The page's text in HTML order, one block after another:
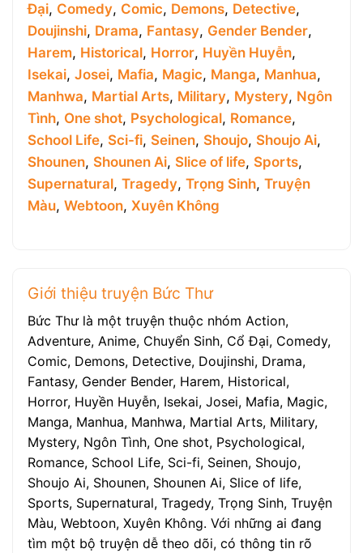
Đại, Comedy, Comic, Demons, Detective,
Doujinshi, Drama, Fantasy, Gender Bender,
Harem, Historical, Horror, Huyền Huyễn,
Isekai, Josei, Mafia, Magic, Manga, Manhua,
Manhwa, Martial Arts, Military, Mystery, Ngôn
Tình, One shot, Psychological, Romance,
School Life, Sci-fi, Seinen, Shoujo, Shoujo Ai,
Shounen, Shounen Ai, Slice of life, Sports,
Supernatural, Tragedy, Trọng Sinh, Truyện
Màu, Webtoon, Xuyên Không
Giới thiệu truyện Bức Thư
Bức Thư là một truyện thuộc nhóm Action,
Adventure, Anime, Chuyển Sinh, Cổ Đại, Comedy,
Comic, Demons, Detective, Doujinshi, Drama,
Fantasy, Gender Bender, Harem, Historical,
Horror, Huyền Huyễn, Isekai, Josei, Mafia, Magic,
Manga, Manhua, Manhwa, Martial Arts, Military,
Mystery, Ngôn Tình, One shot, Psychological,
Romance, School Life, Sci-fi, Seinen, Shoujo,
Shoujo Ai, Shounen, Shounen Ai, Slice of life,
Sports, Supernatural, Tragedy, Trọng Sinh, Truyện
Màu, Webtoon, Xuyên Không. Với những ai đang
tìm một bộ truyện dễ theo dõi, có thông tin rõ